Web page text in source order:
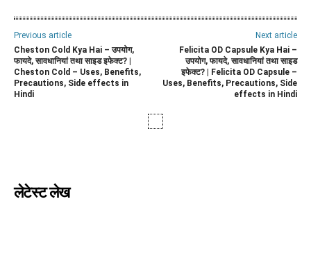
Previous article
Cheston Cold Kya Hai – उपयोग,
फायदे, सावधानियां तथा साइड इफेक्ट? |
Cheston Cold – Uses, Benefits,
Precautions, Side effects in
Hindi
Next article
Felicita OD Capsule Kya Hai –
उपयोग, फायदे, सावधानियां तथा साइड
इफेक्ट? | Felicita OD Capsule –
Uses, Benefits, Precautions, Side
effects in Hindi
लेटेस्ट लेख